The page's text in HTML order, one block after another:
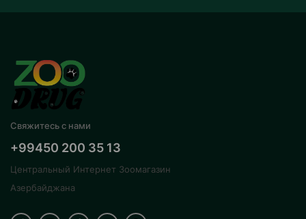
Свяжитесь с нами
+99450 200 35 13
Центральный Интернет Зоомагазин
Азербайджана